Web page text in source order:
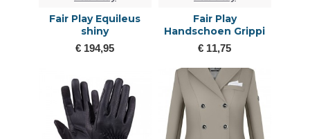
Fair Play Equileus
shiny
€ 194,95
Fair Play
Handschoen Grippi
€ 11,75